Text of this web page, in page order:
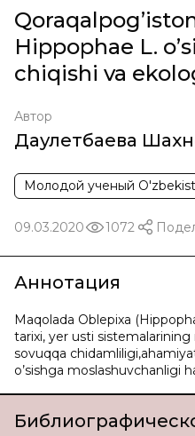
Hippophae L.
chiqishi va
Автор
Даулетбаева
Молодой ученый
09.03.2020 1072
Аннотация
Maqolada Oblepixa
tarixi, yer usti
sovuqqa
o’sishga moslashuvchanligi